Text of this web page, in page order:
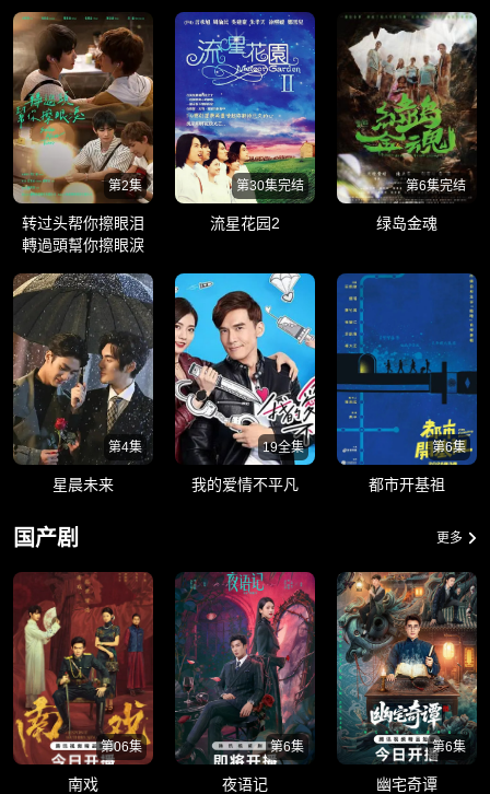
第2集
转过头帮你擦眼泪
轉過頭幫你擦眼淚
第30集完结
流星花园2
第6集完结
绿岛金魂
第4集
星晨未来
19全集
我的爱情不平凡
第6集
都市开基祖
国产剧 更多
第06集
南戏
第6集
夜语记
第6集
幽宅奇谭